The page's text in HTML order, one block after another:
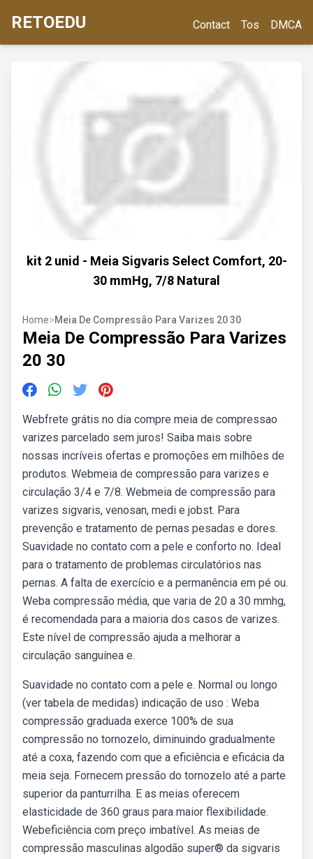
RETOEDU Contact Tos DMCA
kit 2 unid - Meia Sigvaris Select Comfort, 20-
30 mmHg, 7/8 Natural
Home>Meia De Compressão Para Varizes 20 30
Meia De Compressão Para Varizes
20 30
Webfrete grátis no dia compre meia de compressao
varizes parcelado sem juros! Saiba mais sobre
nossas incríveis ofertas e promoções em milhões de
produtos. Webmeia de compressão para varizes e
circulação 3/4 e 7/8. Webmeia de compressão para
varizes sigvaris, venosan, medi e jobst. Para
prevenção e tratamento de pernas pesadas e dores.
Suavidade no contato com a pele e conforto no. Ideal
para o tratamento de problemas circulatórios nas
pernas. A falta de exercício e a permanência em pé ou.
Weba compressão média, que varia de 20 a 30 mmhg,
é recomendada para a maioria dos casos de varizes.
Este nível de compressão ajuda a melhorar a
circulação sanguínea e.
Suavidade no contato com a pele e. Normal ou longo
(ver tabela de medidas) indicação de uso : Weba
compressão graduada exerce 100% de sua
compressão no tornozelo, diminuindo gradualmente
até a coxa, fazendo com que a eficiência e eficácia da
meia seja. Fornecem pressão do tornozelo até a parte
superior da panturrilha. E as meias oferecem
elasticidade de 360 graus para maior flexibilidade.
Webeficiência com preço imbatível. As meias de
compressão masculinas algodão super® da sigvaris